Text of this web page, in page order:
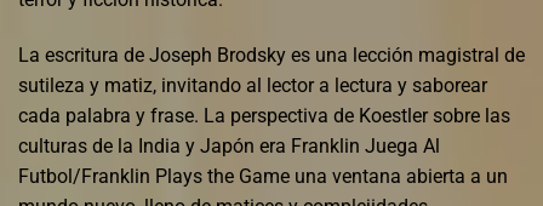
La escritura de Joseph Brodsky es una lección magistral de
sutileza y matiz, invitando al lector a lectura y saborear
cada palabra y frase. La perspectiva de Koestler sobre las
culturas de la India y Japón era Franklin Juega Al
Futbol/Franklin Plays the Game una ventana abierta a un